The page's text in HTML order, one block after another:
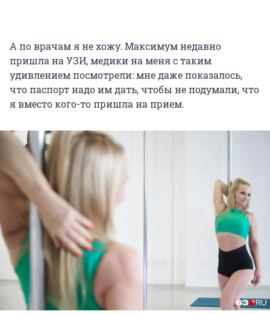
А по врачам я не хожу. Максимум недавно
пришла на УЗИ, медики на меня с таким
удивлением посмотрели: мне даже показалось,
что паспорт надо им дать, чтобы не подумали, что
я вместо кого-то пришла на прием.